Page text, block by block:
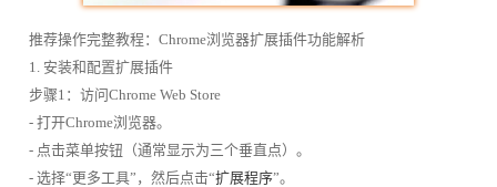
推荐操作完整教程：Chrome浏览器扩展插件功能解析
1. 安装和配置扩展插件
步骤1：访问Chrome Web Store
- 打开Chrome浏览器。
- 点击菜单按钮（通常显示为三个垂直点）。
- 选择“更多工具”，然后点击“扩展程序”。